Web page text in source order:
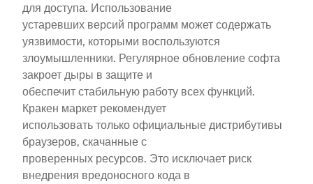
для доступа. Использование
устаревших версий программ может содержать
уязвимости, которыми воспользуются
злоумышленники. Регулярное обновление софта
закроет дыры в защите и
обеспечит стабильную работу всех функций.
Кракен маркет рекомендует
использовать только официальные дистрибутивы
браузеров, скачанные с
проверенных ресурсов. Это исключает риск
внедрения вредоносного кода в